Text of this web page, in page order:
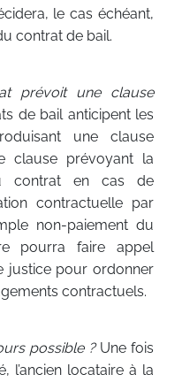
le cas échéant,
contrat de bail.
prévoit une clause
de bail anticipent les
une clause
clause prévoyant la
contrat en cas de
contractuelle par
non-paiement du
pourra faire appel
justice pour ordonner
contractuels.
possible ?Une fois
l’ancien locataire à la